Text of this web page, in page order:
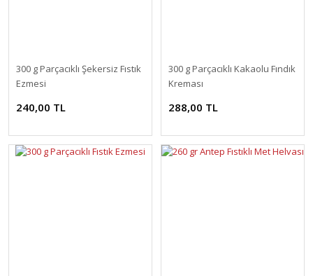
300 g Parçacıklı Şekersiz Fıstık
Ezmesi
240,00 TL
300 g Parçacıklı Kakaolu Fındık
Kreması
288,00 TL